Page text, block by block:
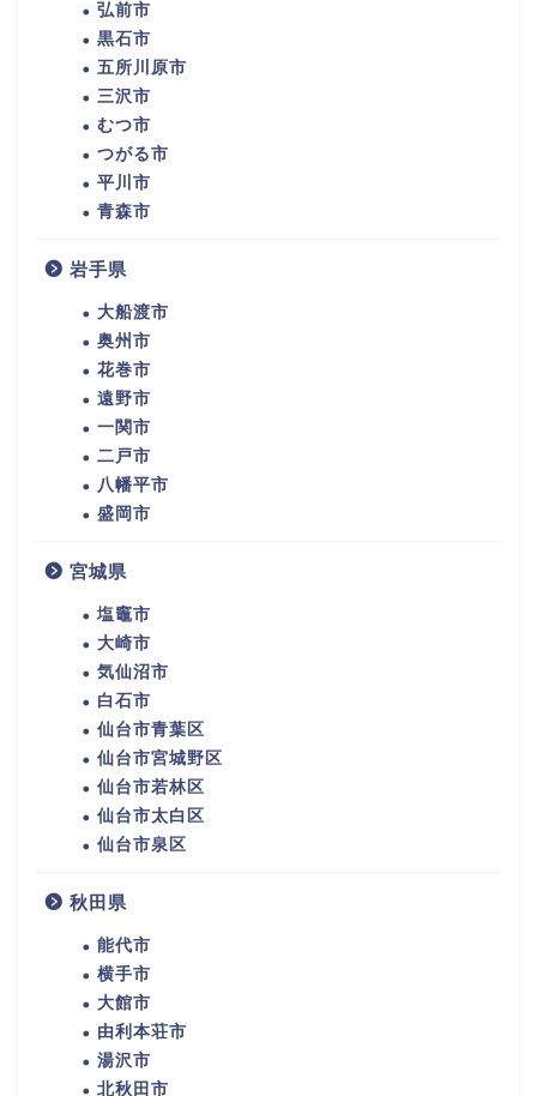
弘前市
黒石市
五所川原市
三沢市
むつ市
つがる市
平川市
青森市
岩手県
大船渡市
奥州市
花巻市
遠野市
一関市
二戸市
八幡平市
盛岡市
宮城県
塩竈市
大崎市
気仙沼市
白石市
仙台市青葉区
仙台市宮城野区
仙台市若林区
仙台市太白区
仙台市泉区
秋田県
能代市
横手市
大館市
由利本荘市
湯沢市
北秋田市